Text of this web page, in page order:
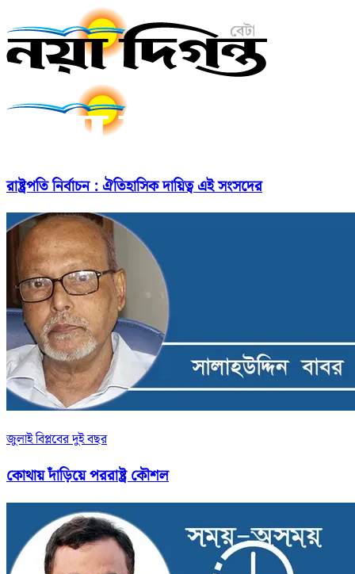
রাষ্ট্রপতি নির্বাচন : ঐতিহাসিক দায়িত্ব এই সংসদের
জুলাই বিপ্লবের দুই বছর
কোথায় দাঁড়িয়ে পররাষ্ট্র কৌশল